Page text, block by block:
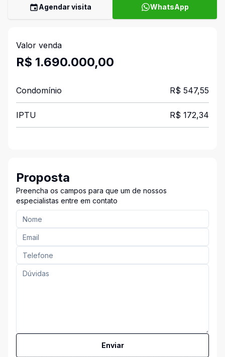
Agendar visita WhatsApp
Valor venda
R$ 1.690.000,00
Condomínio R$ 547,55
IPTU R$ 172,34
Proposta
Preencha os campos para que um de nossos
especialistas entre em contato
Enviar